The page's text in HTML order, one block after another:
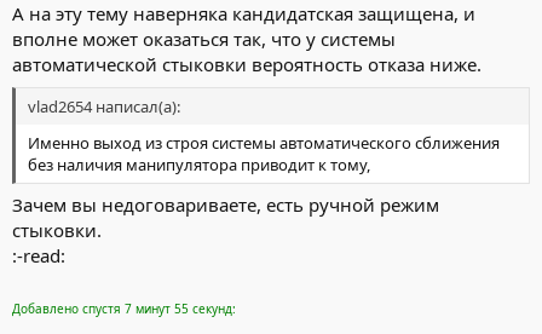
А на эту тему наверняка кандидатская защищена, и
вполне может оказаться так, что у системы
автоматической стыковки вероятность отказа ниже.
vlad2654 написал(а):
Именно выход из строя системы автоматического сближения
без наличия манипулятора приводит к тому,
Зачем вы недоговариваете, есть ручной режим
стыковки.
:-read:
Добавлено спустя 7 минут 55 секунд: